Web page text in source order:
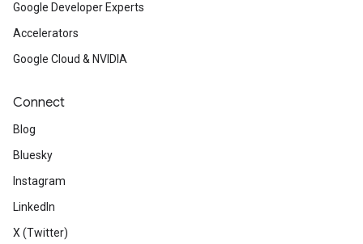
Google Developer Experts
Accelerators
Google Cloud & NVIDIA
Connect
Blog
Bluesky
Instagram
LinkedIn
X (Twitter)